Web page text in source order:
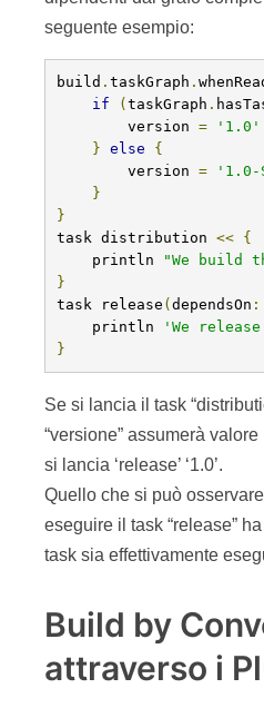
seguente esempio:
build . taskGraph .
if
( taskGraph .
version =
'1.0'
} else
{
version =
'1.0-
}
}
task distribution << {
println
"We build
}
task release ( dependsOn :
println
'We release
}
Se si lancia il task
“versione” assumerà valore
si lancia ‘release’ ‘1.0’.
Quello che si può
eseguire il task “release”
task sia effettivamente
Build by
attraverso i